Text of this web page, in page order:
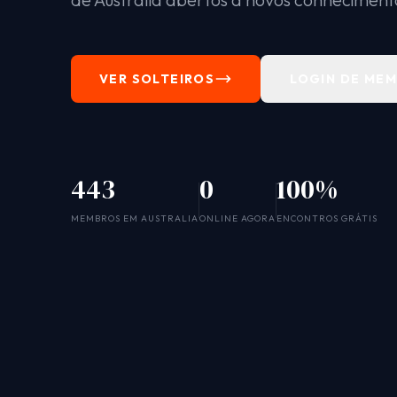
VER SOLTEIROS
443
MEMBROS EM AUSTRALIA
0
ONLINE AGORA
100%
ENCONTROS GRÁTIS